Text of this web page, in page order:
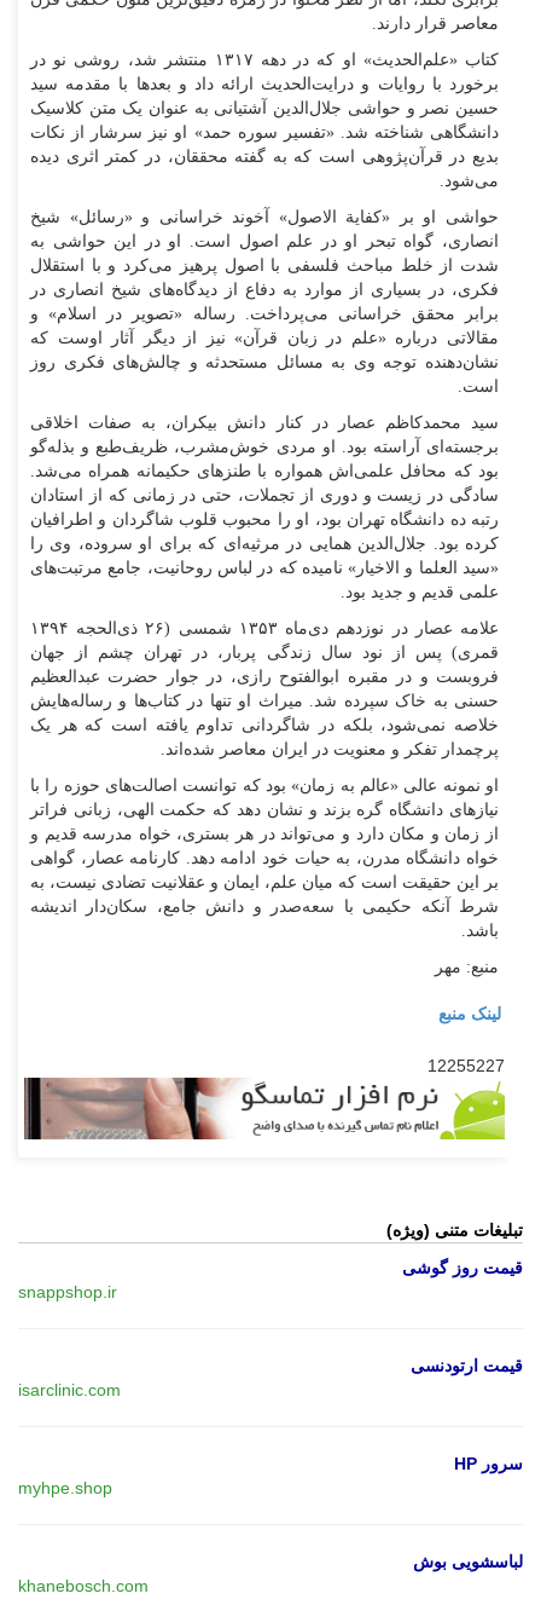
معاصر قرار دارند.
کتاب «علم‌الحدیث» او که در دهه ۱۳۱۷ منتشر شد، روشی نو در
برخورد با روایات و درایت‌الحدیث ارائه داد و بعد‌ها با مقدمه سید
حسین نصر و حواشی جلال‌الدین آشتیانی به عنوان یک متن کلاسیک
دانشگاهی شناخته شد. «تفسیر سوره حمد» او نیز سرشار از نکات
بدیع در قرآن‌پژوهی است که به گفته محققان، در کمتر اثری دیده
می‌شود.
حواشی او بر «کفایة الاصول» آخوند خراسانی و «رسائل» شیخ
انصاری، گواه تبحر او در علم اصول است. او در این حواشی به
شدت از خلط مباحث فلسفی با اصول پرهیز می‌کرد و با استقلال
فکری، در بسیاری از موارد به دفاع از دیدگاه‌های شیخ انصاری در
برابر محقق خراسانی می‌پرداخت. رساله «تصویر در اسلام» و
مقالاتی درباره «علم در زبان قرآن» نیز از دیگر آثار اوست که
نشان‌دهنده توجه وی به مسائل مستحدثه و چالش‌های فکری روز
است.
سید محمدکاظم عصار در کنار دانش بیکران، به صفات اخلاقی
برجسته‌ای آراسته بود. او مردی خوش‌مشرب، ظریف‌طبع و بذله‌گو
بود که محافل علمی‌اش همواره با طنز‌های حکیمانه همراه می‌شد.
سادگی در زیست و دوری از تجملات، حتی در زمانی که از استادان
رتبه ده دانشگاه تهران بود، او را محبوب قلوب شاگردان و اطرافیان
کرده بود. جلال‌الدین همایی در مرثیه‌ای که برای او سروده، وی را
«سید العلما و الاخیار» نامیده که در لباس روحانیت، جامع مرتبت‌های
علمی قدیم و جدید بود.
علامه عصار در نوزدهم دی‌ماه ۱۳۵۳ شمسی (۲۶ ذی‌الحجه ۱۳۹۴
قمری) پس از نود سال زندگی پربار، در تهران چشم از جهان
فروبست و در مقبره ابوالفتوح رازی، در جوار حضرت عبدالعظیم
حسنی به خاک سپرده شد. میراث او تنها در کتاب‌ها و رساله‌هایش
خلاصه نمی‌شود، بلکه در شاگردانی تداوم یافته است که هر یک
پرچمدار تفکر و معنویت در ایران معاصر شده‌اند.
او نمونه عالی «عالم به زمان» بود که توانست اصالت‌های حوزه را با
نیاز‌های دانشگاه گره بزند و نشان دهد که حکمت الهی، زبانی فراتر
از زمان و مکان دارد و می‌تواند در هر بستری، خواه مدرسه قدیم و
خواه دانشگاه مدرن، به حیات خود ادامه دهد. کارنامه عصار، گواهی
بر این حقیقت است که میان علم، ایمان و عقلانیت تضادی نیست، به
شرط آنکه حکیمی با سعه‌صدر و دانش جامع، سکان‌دار اندیشه
باشد.
منبع: مهر
لینک منبع
12255227
تبلیغات متنی (ویژه)
قیمت روز گوشی
snappshop.ir
قیمت ارتودنسی
isarclinic.com
سرور HP
myhpe.shop
لباسشویی بوش
khanebosch.com